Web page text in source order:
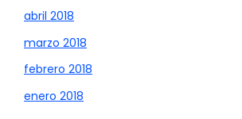
abril 2018
marzo 2018
febrero 2018
enero 2018